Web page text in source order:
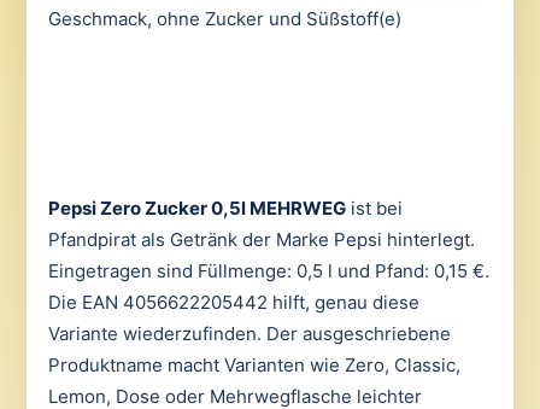
Geschmack, ohne Zucker und Süßstoff(e)
Pepsi Zero Zucker 0,5l MEHRWEGist bei
Pfandpirat als Getränk der Marke Pepsi hinterlegt.
Eingetragen sind Füllmenge: 0,5 l und Pfand: 0,15 €.
Die EAN 4056622205442 hilft, genau diese
Variante wiederzufinden. Der ausgeschriebene
Produktname macht Varianten wie Zero, Classic,
Lemon, Dose oder Mehrwegflasche leichter